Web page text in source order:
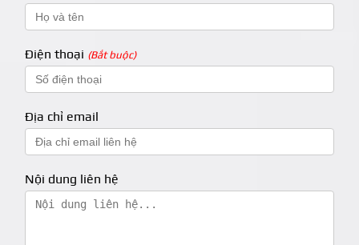
Điện thoại (Bắt buộc)
Địa chỉ email
Nội dung liên hệ